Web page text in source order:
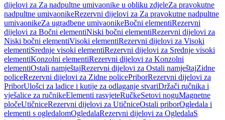
dijelovi za Za nadpultne umivaonike u obliku zdjeleZa pravokutne
nadpultne umivaonikeRezervni dijelovi za Za pravokutne nadpultne
umivaonikeZa ugradbene umivaonikeBočni elementiRezervni
dijelovi za Bočni elementiNiski bočni elementiRezervni dijelovi za
Niski bočni elementiVisoki elementiRezervni dijelovi za Visoki
elementiSrednje visoki elementiRezervni dijelovi za Srednje visoki
elementiKonzolni elementiRezervni dijelovi za Konzolni
elementiOstali namještajRezervni dijelovi za Ostali namještajZidne
policeRezervni dijelovi za Zidne policePriborRezervni dijelovi za
PriborUlošci za ladice i kutije za odlaganje stvariDržači ručnika i
vješalice za ručnikeElementi rasvjeteRučkeSetovi noguMagnetne
pločeUtičniceRezervni dijelovi za UtičniceOstali priborOgledala i
elementi s ogledalomOgledalaRezervni dijelovi za OgledalaS